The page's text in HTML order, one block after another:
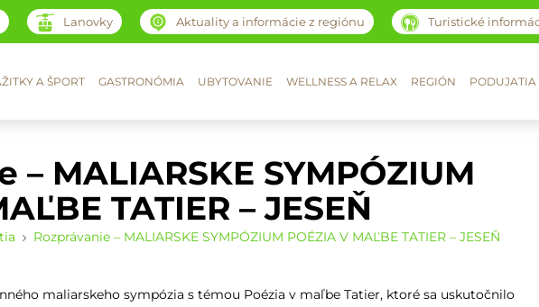
Lanovky Aktuality a informácie z regiónu Turistické
A ŠPORT GASTRONÓMIA UBYTOVANIE WELLNESS A RELAX REGIÓN
– MALIARSKE SYMPÓZIUM
TATIER – JESEŇ
Rozprávanie – MALIARSKE SYMPÓZIUM POÉZIA V MAĽBE TATIER – JESEŇ
maliarskeho sympózia s témou Poézia v maľbe Tatier, ktoré sa uskutočnilo